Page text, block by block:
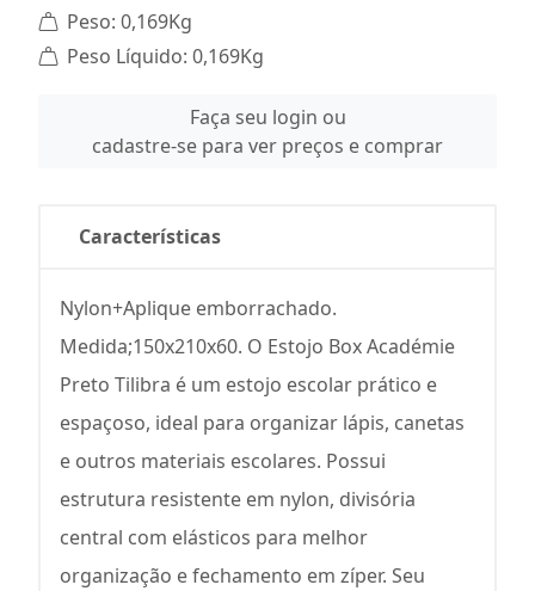
Peso: 0,169Kg
Peso Líquido: 0,169Kg
Faça seu login ou
cadastre-se para ver preços e comprar
Características
Nylon+Aplique emborrachado.
Medida;150x210x60. O Estojo Box Académie
Preto Tilibra é um estojo escolar prático e
espaçoso, ideal para organizar lápis, canetas
e outros materiais escolares. Possui
estrutura resistente em nylon, divisória
central com elásticos para melhor
organização e fechamento em zíper. Seu